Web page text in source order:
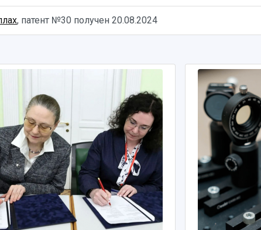
, патент №30 получен20.08.2024